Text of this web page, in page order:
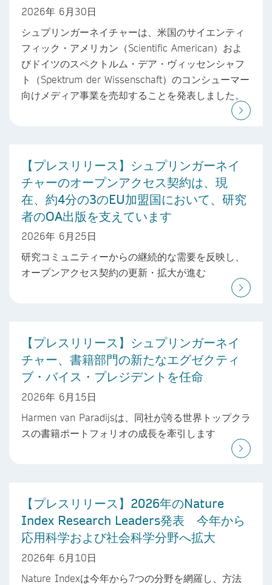
2026年 6月30日
シュプリンガーネイチャーは、米国のサイエンティ
フィック・アメリカン（Scientific American）およ
びドイツのスペクトルム・デア・ヴィッセンシャフ
ト（Spektrum der Wissenschaft）のコンシューマー
向けメディア事業を売却することを発表しました。
【プレスリリース】シュプリンガーネイ
チャーのオープンアクセス契約は、現
在、約4分の3のEU加盟国において、研究
者のOA出版を支えています
2026年 6月25日
研究コミュニティーからの継続的な需要を反映し、
オープンアクセス契約の更新・拡大が進む
【プレスリリース】シュプリンガーネイ
チャー、書籍部門の新たなエグゼクティ
ブ・バイス・プレジデントを任命
2026年 6月15日
Harmen van Paradijsは、同社が誇る世界トップクラ
スの書籍ポートフォリオの成長を牽引します
【プレスリリース】2026年のNature
Index Research Leaders発表 今年から
応用科学および社会科学分野へ拡大
2026年 6月10日
Nature Indexは今年から7つの分野を網羅し、方法